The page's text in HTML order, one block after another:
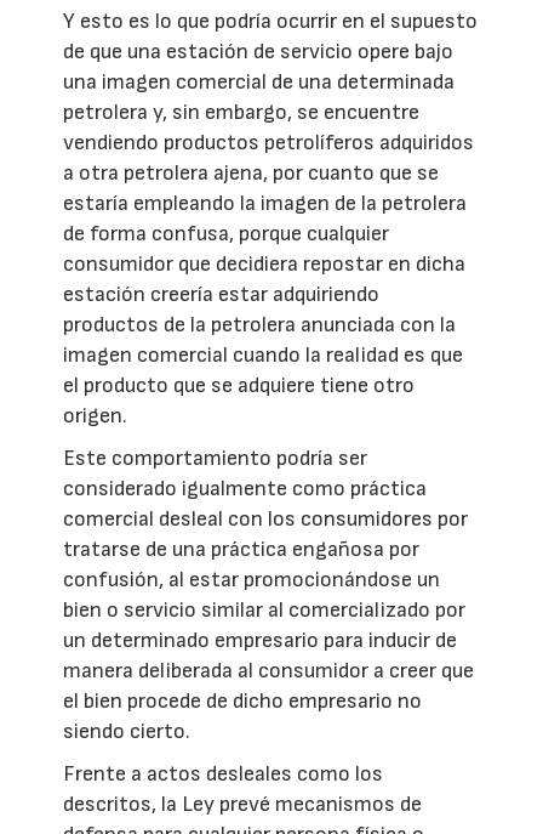
Y esto es lo que podría ocurrir en el supuesto
de que una estación de servicio opere bajo
una imagen comercial de una determinada
petrolera y, sin embargo, se encuentre
vendiendo productos petrolíferos adquiridos
a otra petrolera ajena, por cuanto que se
estaría empleando la imagen de la petrolera
de forma confusa, porque cualquier
consumidor que decidiera repostar en dicha
estación creería estar adquiriendo
productos de la petrolera anunciada con la
imagen comercial cuando la realidad es que
el producto que se adquiere tiene otro
origen.
Este comportamiento podría ser
considerado igualmente como práctica
comercial desleal con los consumidores por
tratarse de una práctica engañosa por
confusión, al estar promocionándose un
bien o servicio similar al comercializado por
un determinado empresario para inducir de
manera deliberada al consumidor a creer que
el bien procede de dicho empresario no
siendo cierto.
Frente a actos desleales como los
descritos, la Ley prevé mecanismos de